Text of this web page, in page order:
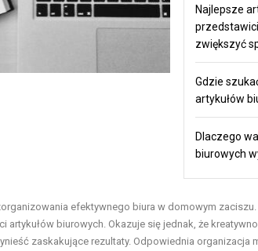
Najlepsze
zwiększyć
Gdzie
artykułów
Dlaczego
biurowych
efektywnego biura w domowym zaciszu.
biurowych. Okazuje się jednak, że
zaskakujące rezultaty. Odpowiednia organizacja